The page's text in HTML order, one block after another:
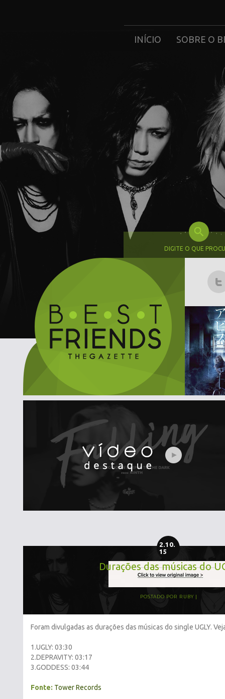
INÍCIO SOBRE O
DIGITE O QUE
2.10.
15
Durações das músicas do
POSTADO POR RUBY
Foram divulgadas as durações das músicas do single UGLY.
1.UGLY: 03:30
2.DEPRAVITY: 03:17
3.GODDESS: 03:44
Fonte: Tower Records